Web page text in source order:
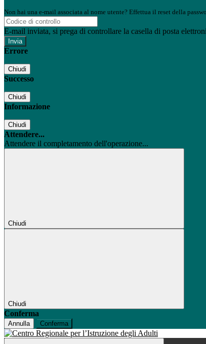
Non hai una e-mail associata al nome utente? Effettua il reset della
E-mail inviata, si prega di controllare la casella di posta
Errore
Chiudi
Successo
Chiudi
Informazione
Chiudi
Attendere...
Attendere il completamento dell'operazione...
Chiudi
Chiudi
Conferma
Annulla Conferma